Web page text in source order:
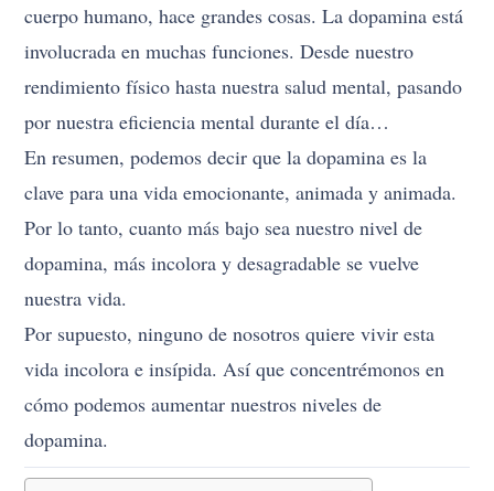
cuerpo humano, hace grandes cosas. La dopamina está
involucrada en muchas funciones. Desde nuestro
rendimiento físico hasta nuestra salud mental, pasando
por nuestra eficiencia mental durante el día…
En resumen, podemos decir que la dopamina es la
clave para una vida emocionante, animada y animada.
Por lo tanto, cuanto más bajo sea nuestro nivel de
dopamina, más incolora y desagradable se vuelve
nuestra vida.
Por supuesto, ninguno de nosotros quiere vivir esta
vida incolora e insípida. Así que concentrémonos en
cómo podemos aumentar nuestros niveles de
dopamina.